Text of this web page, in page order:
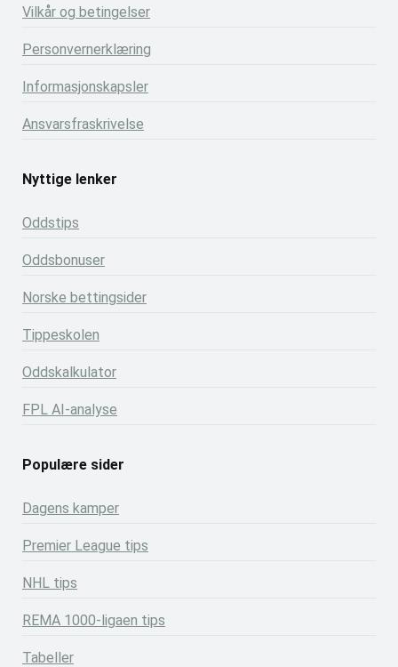
Vilkår og betingelser
Personvernerklæring
Informasjonskapsler
Ansvarsfraskrivelse
Nyttige lenker
Oddstips
Oddsbonuser
Norske bettingsider
Tippeskolen
Oddskalkulator
FPL AI-analyse
Populære sider
Dagens kamper
Premier League tips
NHL tips
REMA 1000-ligaen tips
Tabeller